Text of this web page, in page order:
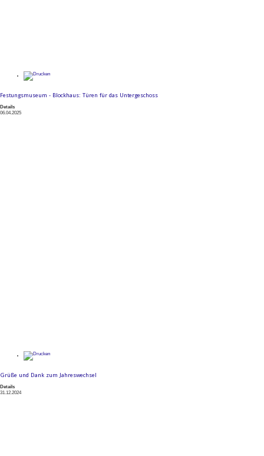
Festungsmuseum - Blockhaus: Türen für das Untergeschoss
Details
06.04.2025
Grüße und Dank zum Jahreswechsel
Details
31.12.2024